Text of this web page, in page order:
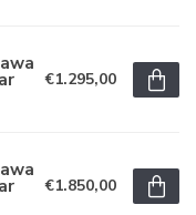
€1.295,00
€1.850,00